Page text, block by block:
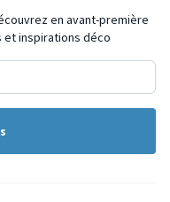
en avant-première
inspirations déco